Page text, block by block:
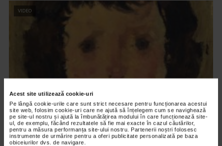
Acest site utilizează cookie-uri
Pe lângă cookie-urile care sunt strict necesare pentru funcționarea acestui
site web, folosim cookie-uri care ne ajută să înțelegem cum se navighează
pe site-ul nostru și ajută la îmbunătățirea modului în care funcționează site-
ul, de exemplu, făcând rezultatele să fie mai exacte în cazul căutărilor,
pentru a măsura performanța site-ului nostru. Partenerii noștri folosesc
instrumente de urmărire pentru a oferi publicitate personalizată pe baza
obiceiurilor dvs. de navigare.
VIDEO
CLIPA DE ARTA
Nicolae Tonitza – Pictor al copiilor